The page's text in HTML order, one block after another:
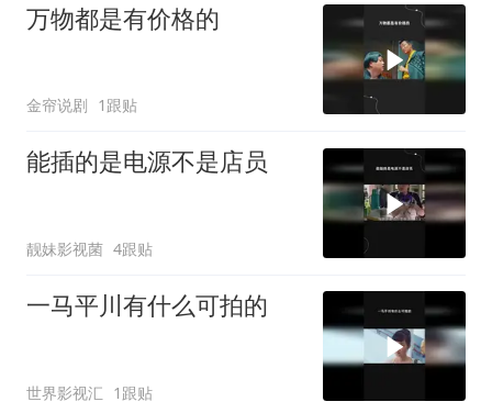
万物都是有价格的
金帘说剧 1跟贴
能插的是电源不是店员
靓妹影视菌 4跟贴
一马平川有什么可拍的
世界影视汇 1跟贴